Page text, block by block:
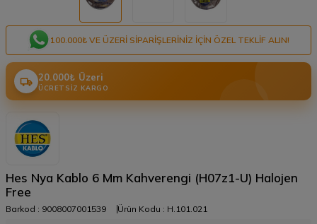
100.000₺ VE ÜZERI SIPARIŞLERINIZ IÇIN ÖZEL TEKLIF ALIN!
20.000₺ Üzeri
ÜCRETSIZ KARGO
Hes Nya Kablo 6 Mm Kahverengi (H07z1-U) Halojen
Free
Barkod : 9008007001539 Ürün Kodu : H.101.021